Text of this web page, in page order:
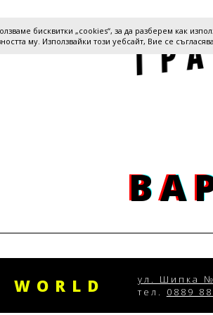
бисквитки „cookies“, за да разберем как
му. Използвайки този уебсайт, Вие се
ГРА
WORLD
ул. Шипка
тел. 0889